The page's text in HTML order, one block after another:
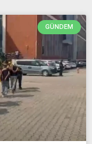
GÜNDEM